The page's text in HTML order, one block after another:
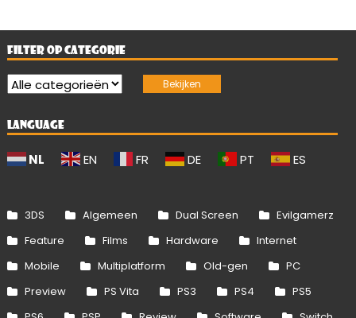
FILTER OP CATEGORIE
LANGUAGE
NL EN FR DE PT ES
3DS Algemeen Dual Screen
Evilgamerz
Feature
Films Hardware
Internet
Mobile
Multiplatform Old-gen
PC
Preview
PS Vita PS3 PS4
PS5